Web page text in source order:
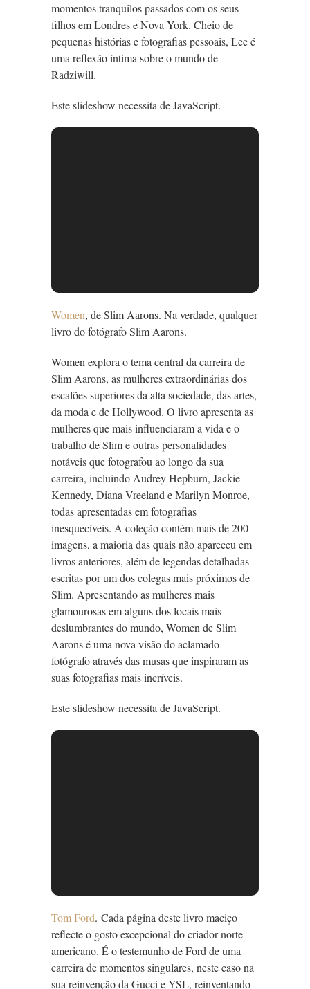
momentos tranquilos passados com os seus
filhos em Londres e Nova York. Cheio de
pequenas histórias e fotografias pessoais, Lee é
uma reflexão íntima sobre o mundo de
Radziwill.
Este slideshow necessita de JavaScript.
Women, de Slim Aarons. Na verdade, qualquer
livro do fotógrafo Slim Aarons.
Women explora o tema central da carreira de
Slim Aarons, as mulheres extraordinárias dos
escalões superiores da alta sociedade, das artes,
da moda e de Hollywood. O livro apresenta as
mulheres que mais influenciaram a vida e o
trabalho de Slim e outras personalidades
notáveis que fotografou ao longo da sua
carreira, incluindo Audrey Hepburn, Jackie
Kennedy, Diana Vreeland e Marilyn Monroe,
todas apresentadas em fotografias
inesquecíveis. A coleção contém mais de 200
imagens, a maioria das quais não apareceu em
livros anteriores, além de legendas detalhadas
escritas por um dos colegas mais próximos de
Slim. Apresentando as mulheres mais
glamourosas em alguns dos locais mais
deslumbrantes do mundo, Women de Slim
Aarons é uma nova visão do aclamado
fotógrafo através das musas que inspiraram as
suas fotografias mais incríveis.
Este slideshow necessita de JavaScript.
Tom Ford. Cada página deste livro maciço
reflecte o gosto excepcional do criador norte-
americano. É o testemunho de Ford de uma
carreira de momentos singulares, neste caso na
sua reinvenção da Gucci e YSL, reinventando